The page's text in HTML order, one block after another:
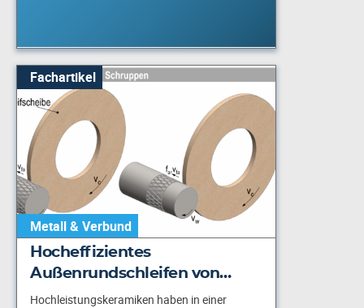
Fachartikel
Metall & Verbund
Hocheffizientes
Außenrundschleifen von…
Hochleistungskeramiken haben in einer